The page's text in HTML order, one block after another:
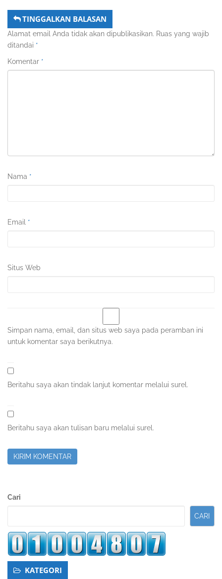
TINGGALKAN BALASAN
Alamat email Anda tidak akan dipublikasikan. Ruas yang wajib
ditandai *
Komentar *
Nama *
Email *
Situs Web
Simpan nama, email, dan situs web saya pada peramban ini
untuk komentar saya berikutnya.
Beritahu saya akan tindak lanjut komentar melalui surel.
Beritahu saya akan tulisan baru melalui surel.
Sidebar
Cari
CARI
KATEGORI